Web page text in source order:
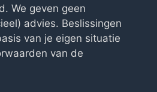
We geven geen
advies. Beslissingen
van je eigen situatie
van de